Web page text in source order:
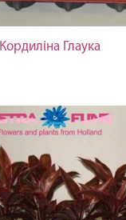
Кордиліна Глаука